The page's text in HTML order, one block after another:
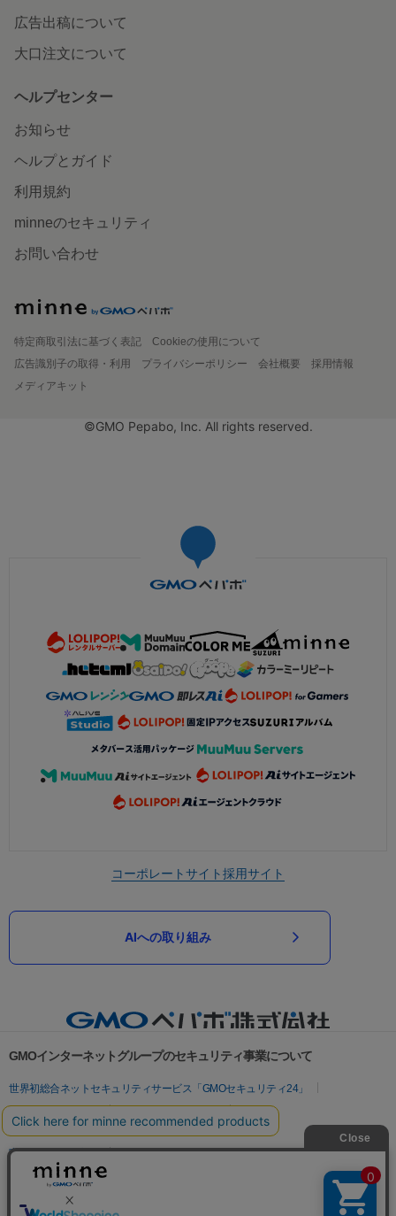
広告出稿について
大口注文について
ヘルプセンター
お知らせ
ヘルプとガイド
利用規約
minneのセキュリティ
お問い合わせ
特定商取引法に基づく表記
Cookieの使用について
広告識別子の取得・利用
プライバシーポリシー 会社概要
採用情報
メディアキット
©GMO Pepabo, Inc. All rights reserved.
コーポレートサイト採用サイト
AIへの取り組み
GMOインターネットグループのセキュリティ事業について
世界初総合ネットセキュリティサービス「GMOセキュリティ24」
パスワード漏洩診断
実在証明・盗聴対策
サイバー攻撃対策（GMOサイバーセキュリティ byイエラエ）
サイバー攻撃対策（GMO Flatt Security）